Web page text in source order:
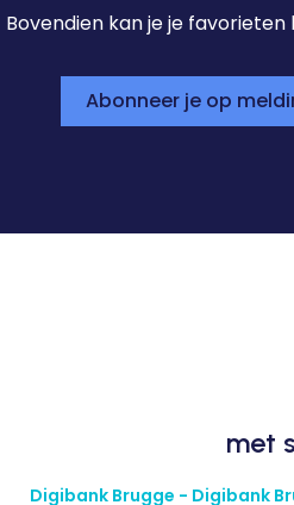
Bovendien kan je je
Abonneer je op
met
Digibank Brugge - Digibank